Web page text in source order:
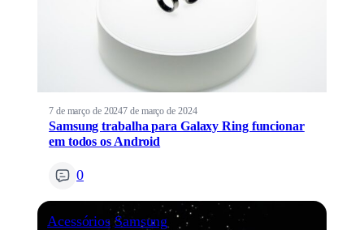
7 de março de 20247 de março de 2024
Samsung trabalha para Galaxy Ring funcionar
em todos os Android
0
Acessórios Samsung